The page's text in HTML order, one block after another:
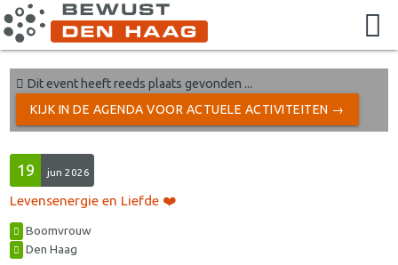
Dit event heeft reeds plaats gevonden ...
KIJK IN DE AGENDA VOOR ACTUELE ACTIVITEITEN →
19 jun 2026
Levensenergie en Liefde ❤️
Boomvrouw
Den Haag